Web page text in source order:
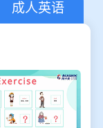
成人英语